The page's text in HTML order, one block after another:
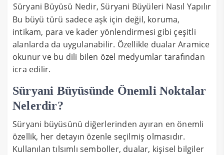
Süryani Büyüsü Nedir, Süryani Büyüleri Nasıl Yapılır
Bu büyü türü sadece aşk için değil, koruma,
intikam, para ve kader yönlendirmesi gibi çeşitli
alanlarda da uygulanabilir. Özellikle dualar Aramice
okunur ve bu dili bilen özel medyumlar tarafından
icra edilir.
Süryani Büyüsünde Önemli Noktalar
Nelerdir?
Süryani büyüsünü diğerlerinden ayıran en önemli
özellik, her detayın özenle seçilmiş olmasıdır.
Kullanılan tılsımlı semboller, dualar, kişisel bilgiler